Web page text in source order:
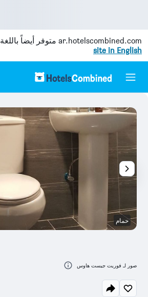
ar.hotelscombined.com متوفر أيضاً
site in English
حمام
صور لـ فوريت جيست هاوس